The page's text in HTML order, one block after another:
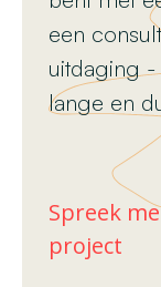
een
uitdaging
lange en
Spreek
project